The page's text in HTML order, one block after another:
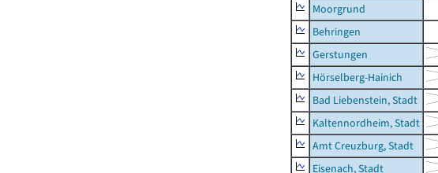
Moorgrund
Behringen
Gerstungen
Hörselberg-Hainich
Bad Liebenstein, Stadt
Kaltennordheim, Stadt
Amt Creuzburg, Stadt
Eisenach, Stadt